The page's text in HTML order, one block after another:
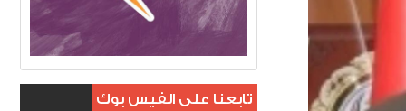
تابعنا على الفيس بوك